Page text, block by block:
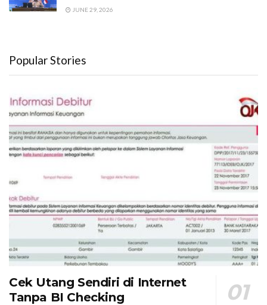
JUNE 29, 2026
Popular Stories
Cek Utang Sendiri di Internet
Tanpa BI Checking